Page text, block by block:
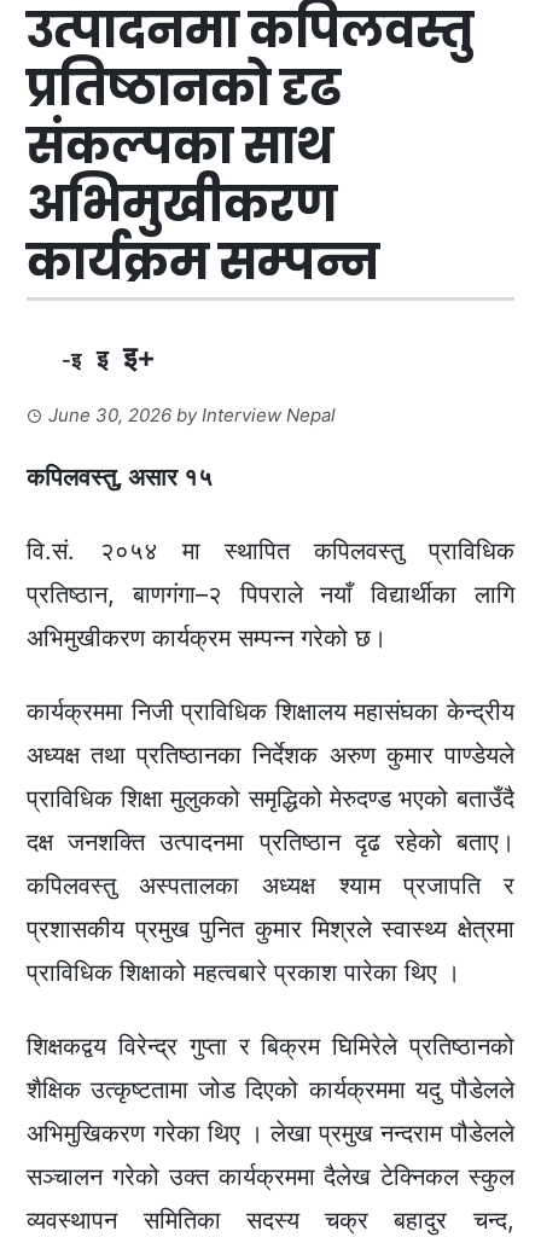
उत्पादनमा कपिलवस्तु
प्रतिष्ठानको दृढ
संकल्पका साथ
अभिमुखीकरण
कार्यक्रम सम्पन्न
-इ इ इ+
June 30, 2026 byInterview Nepal
कपिलवस्तु, असार १५
वि.सं. २०५४ मा स्थापित कपिलवस्तु प्राविधिक
प्रतिष्ठान, बाणगंगा–२ पिपराले नयाँ विद्यार्थीका लागि
अभिमुखीकरण कार्यक्रम सम्पन्न गरेको छ।
कार्यक्रममा निजी प्राविधिक शिक्षालय महासंघका केन्द्रीय
अध्यक्ष तथा प्रतिष्ठानका निर्देशक अरुण कुमार पाण्डेयले
प्राविधिक शिक्षा मुलुकको समृद्धिको मेरुदण्ड भएको बताउँदै
दक्ष जनशक्ति उत्पादनमा प्रतिष्ठान दृढ रहेको बताए।
कपिलवस्तु अस्पतालका अध्यक्ष श्याम प्रजापति र
प्रशासकीय प्रमुख पुनित कुमार मिश्रले स्वास्थ्य क्षेत्रमा
प्राविधिक शिक्षाको महत्वबारे प्रकाश पारेका थिए ।
शिक्षकद्वय विरेन्द्र गुप्ता र बिक्रम घिमिरेले प्रतिष्ठानको
शैक्षिक उत्कृष्टतामा जोड दिएको कार्यक्रममा यदु पौडेलले
अभिमुखिकरण गरेका थिए । लेखा प्रमुख नन्दराम पौडेलले
सञ्चालन गरेको उक्त कार्यक्रममा दैलेख टेक्निकल स्कुल
व्यवस्थापन समितिका सदस्य चक्र बहादुर चन्द,